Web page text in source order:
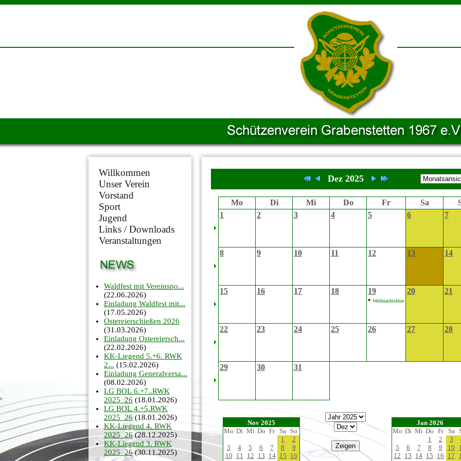
Willkommen
Unser Verein
Vorstand
Sport
Jugend
Links / Downloads
Veranstaltungen
Waldfest mit Vereinspo...
(22.06.2026)
Einladung Waldfest mit...
(17.05.2026)
Ostereierschießen 2026
(31.03.2026)
Einladung Ostereiersch...
(22.02.2026)
KK-Liegend 5.+6. RWK
2... (15.02.2026)
Einladung Generalversa...
(08.02.2026)
LG BOL 6.+7..RWK
2025_26 (18.01.2026)
LG BOL 4.+5.RWK
2025_26 (18.01.2026)
KK-Liegend 4. RWK
2025_26(28.12.2025)
KK-Liegend 3. RWK
2025_26(30.11.2025)
Dez 2025
Mo Di Mi Do Fr Sa
1
2 3 4 5 6 7
8 9 10 11 12 13 14
15 16 17 18 19
• Weihnachtsfeier
20 21
22 23 24 25 26 27 28
29 30 31
Nov 2025
Mo Di Mi Do Fr Sa So
1
2
3
4 5 6 7 8
9
10 11 12 13 14 15 16
Jan 2026
Mo Di Mi Do Fr Sa
1
2 3
5
6 7 8 9 10
12 13 14 15 16 17